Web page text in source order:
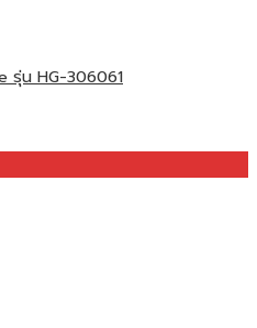
รุ่น HG-306061